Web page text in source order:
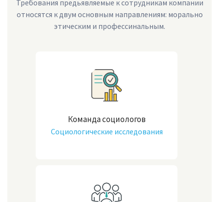
Требования предьявляемые к сотрудникам компании
относятся к двум основным направлениям: морально
этическим и профессинальным.
Команда социологов
Социологические исследования